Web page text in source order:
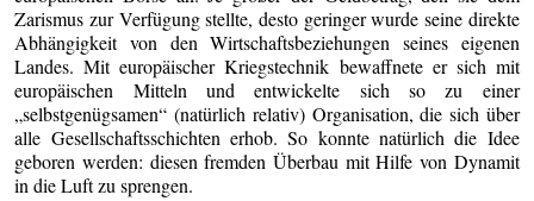
Zarismus zur Verfügung stellte, desto geringer wurde seine direkte
Abhängigkeit von den Wirtschaftsbeziehungen seines eigenen
Landes. Mit europäischer Kriegstechnik bewaffnete er sich mit
europäischen Mitteln und entwickelte sich so zu einer
„selbstgenügsamen“ (natürlich relativ) Organisation, die sich über
alle Gesellschaftsschichten erhob. So konnte natürlich die Idee
geboren werden: diesen fremden Überbau mit Hilfe von Dynamit
in die Luft zu sprengen.